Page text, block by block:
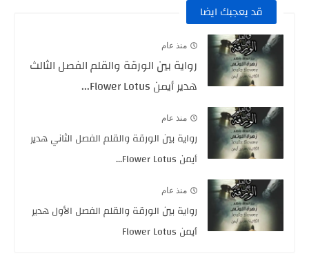
قد يعجبك ايضا
منذ عام
رواية بين الورقة والقلم الفصل الثالث
هدير أيمن Flower Lotus...
منذ عام
رواية بين الورقة والقلم الفصل الثاني هدير
أيمن Flower Lotus...
منذ عام
رواية بين الورقة والقلم الفصل الأول هدير
أيمن Flower Lotus